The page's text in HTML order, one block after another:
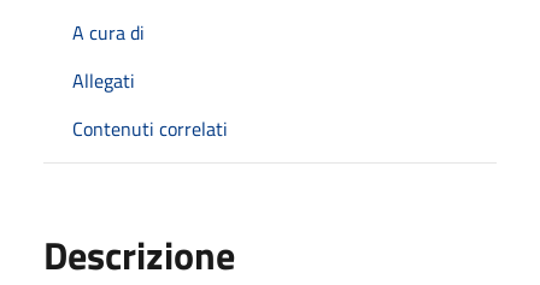
A cura di
Allegati
Contenuti correlati
Descrizione